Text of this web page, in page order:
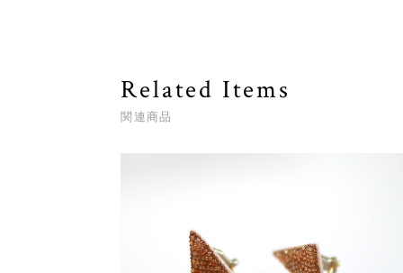
Related Items
関連商品